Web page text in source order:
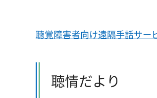
聴覚障害者向け遠隔手話サー
聴情だより